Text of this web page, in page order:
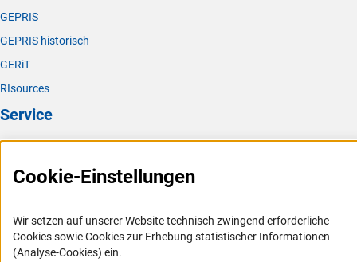
GEPRIS
GEPRIS historisch
GERiT
RIsources
Service
FAQ
Logo und Corporate Design
RSS-Feeds
Cookie-Einstellungen
Wir setzen auf unserer Website technisch zwingend erforderliche
Cookies sowie Cookies zur Erhebung statistischer Informationen
(Analyse-Cookies) ein.